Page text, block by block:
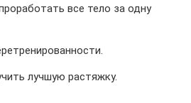
все тело за одну
лучшую растяжку.